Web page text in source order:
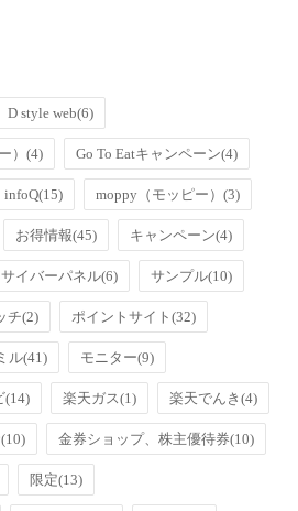
D style web(6)
）(4) Go To Eatキャンペーン(4)
infoQ(15) moppy（モッピー）(3)
お得情報(45) キャンペーン(4)
サイバーパネル(6) サンプル(10)
チ(2) ポイントサイト(32)
ル(41) モニター(9)
(14) 楽天ガス(1) 楽天でんき(4)
(10) 金券ショップ、株主優待券(10)
限定(13)